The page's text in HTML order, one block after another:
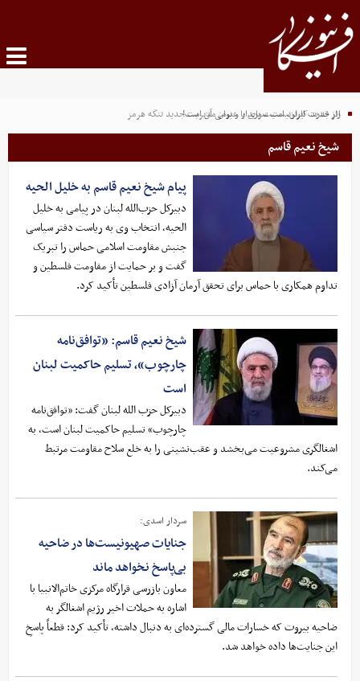
راز قدرت ایران، امنیت پایدار و بومی آن است!
اثر جدید کارتونیست سوری با عنوان مدیریت جدید تنگه هرمز
شیخ نعیم قاسم
پیام شیخ نعیم قاسم به خلیل الحیه
دبیرکل حزب‌الله لبنان در پیامی به خلیل
الحیه، انتخاب وی به ریاست دفتر سیاسی
جنبش مقاومت اسلامی حماس را تبریک
گفت و بر حمایت از مقاومت فلسطین و
تداوم همکاری با حماس برای تحقق آرمان آزادی فلسطین تأکید کرد.
شیخ نعیم قاسم: «توافق‌نامه
چارچوب»، تسلیم حاکمیت لبنان
است
دبیرکل حزب الله لبنان گفت: «توافق‌نامه
چارچوب» تسلیم حاکمیت لبنان است، به
اشغالگری مشروعیت می‌بخشد و عقب‌نشینی را به خلع سلاح مقاومت مرتبط
می‌کند.
سردار اسدی:
جنایات صهیونیست‌ها در ضاحیه
بی‌پاسخ نخواهد ماند
معاون بازرسی قرارگاه مرکزی خاتم‌الانبیا با
اشاره به حملات اخیر رژیم اشغالگر به
ضاحیه بیروت که خسارات مالی گسترده‌ای به دنبال داشته، تأکید کرد: قطعاً پاسخِ
این جنایت‌ها داده خواهد شد.